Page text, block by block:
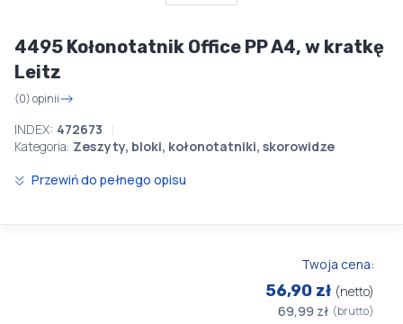
4495 Kołonotatnik Office PP A4, w kratkę
Leitz
(0) opinii
INDEX: 472673
Kategoria: Zeszyty, bloki, kołonotatniki, skorowidze
Przewiń do pełnego opisu
Twoja cena:
56,90 zł (netto)
69,99 zł (brutto)